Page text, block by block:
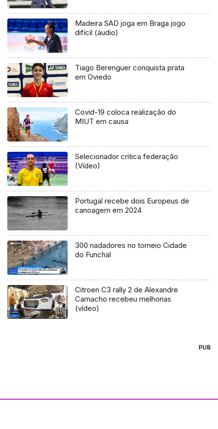
Madeira SAD joga em Braga jogo
difícil (áudio)
Tiago Berenguer conquista prata
em Oviedo
Covid-19 coloca realização do
MIUT em causa
Selecionador critica federação
(Vídeo)
Portugal recebe dois Europeus de
canoagem em 2024
300 nadadores no torneio Cidade
do Funchal
Citroen C3 rally 2 de Alexandre
Camacho recebeu melhorias
(vídeo)
PUB